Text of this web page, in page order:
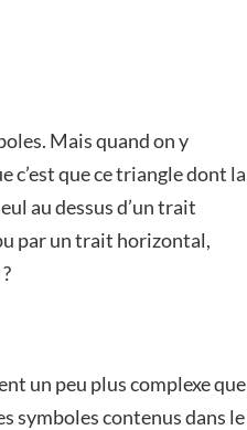
Mais quand on y
c’est que ce triangle dont la
au dessus d’un trait
par un trait horizontal,
un peu plus complexe que
symboles contenus dans le